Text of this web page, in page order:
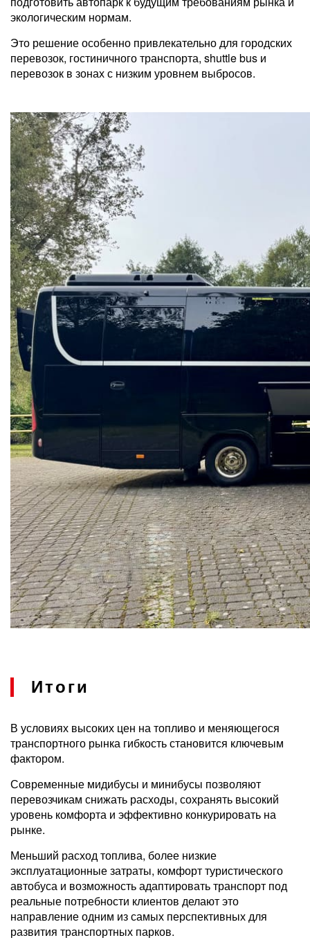
экологическим нормам.
Это решение особенно привлекательно для городских
перевозок, гостиничного транспорта, shuttle bus и
перевозок в зонах с низким уровнем выбросов.
Итоги
В условиях высоких цен на топливо и меняющегося
транспортного рынка гибкость становится ключевым
фактором.
Современные мидибусы и минибусы позволяют
перевозчикам снижать расходы, сохранять высокий
уровень комфорта и эффективно конкурировать на
рынке.
Меньший расход топлива, более низкие
эксплуатационные затраты, комфорт туристического
автобуса и возможность адаптировать транспорт под
реальные потребности клиентов делают это
направление одним из самых перспективных для
развития транспортных парков.